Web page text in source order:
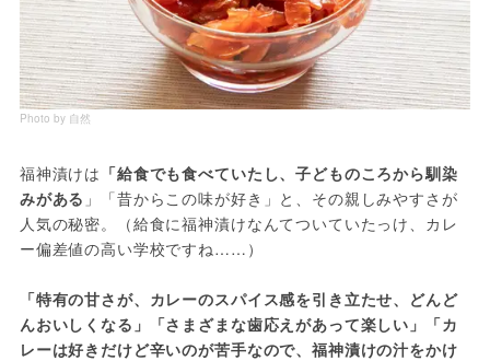
Photo by 自然
福神漬けは 「給食でも食べていたし、子どものころから馴染
みがある 」「昔からこの味が好き」と、その親しみやすさが
人気の秘密。（給食に福神漬けなんてついていたっけ、カレ
ー偏差値の高い学校ですね……）
「特有の甘さが、カレーのスパイス感を引き立たせ、どんど
んおいしくなる」「さまざまな歯応えがあって楽しい」「カ
レーは好きだけど辛いのが苦手なので、福神漬けの汁をかけ